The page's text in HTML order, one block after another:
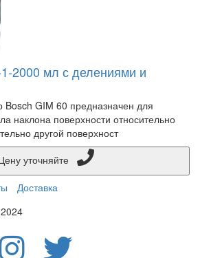
2000 мл с делениями и
Bosch GIM 60 предназначен для
наклона поверхности относительно
другой поверхност
Доставка